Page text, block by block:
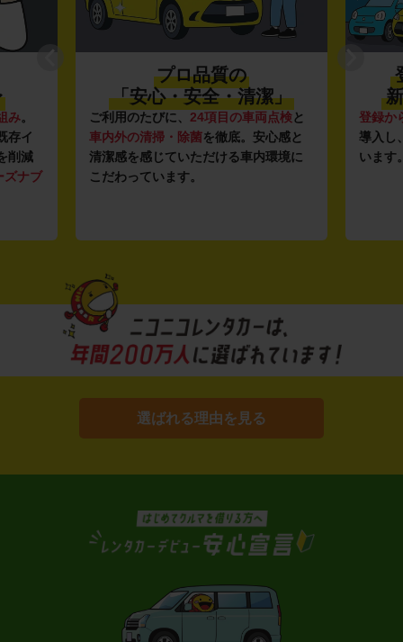
み。
存イ
削減
ズナブ
プロ品質の
「安心・安全・清潔」
ご利用のたびに、 24項目の車両点検と
車内外の清掃・除菌を徹底。安心感と
清潔感を感じていただける車内環境に
こだわっています。
登録か
導入し
います
選ばれる理由を見る